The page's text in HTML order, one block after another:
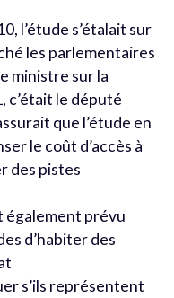
l’étude s’étalait sur
les parlementaires
ministre sur la
c’était le député
que l’étude en
le coût d’accès à
des pistes
également prévu
d’habiter des
s’ils représentent